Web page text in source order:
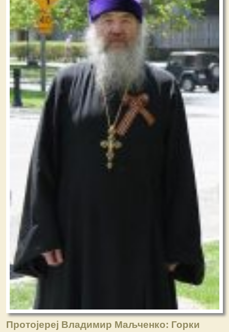
Протојереј Владимир Маљченко: Горки